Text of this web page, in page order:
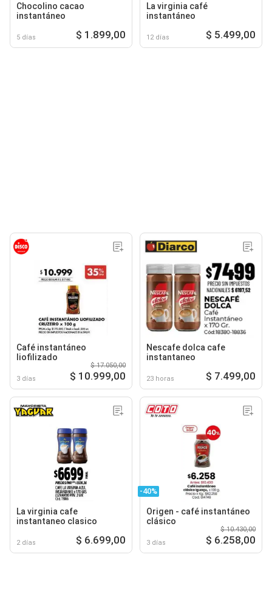
Chocolino cacao
instantáneo
5 días $ 1.899,00
La virginia café
instantáneo
12 días $ 5.499,00
Café instantáneo
liofilizado
3 días
$ 17.050,00
$ 10.999,00
Nescafe dolca cafe
instantaneo
23 horas $ 7.499,00
La virginia cafe
instantaneo clasico
2 días $ 6.699,00
-40%
Origen - café instantáneo
clásico
3 días
$ 10.430,00
$ 6.258,00